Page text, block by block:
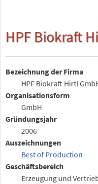
HPF Biokraft
Bezeichnung der Firma
HPF Biokraft Hirtl
Organisationsform
GmbH
Gründungsjahr
2006
Auszeichnungen
Best of Production
Geschäftsbereich
Erzeugung und